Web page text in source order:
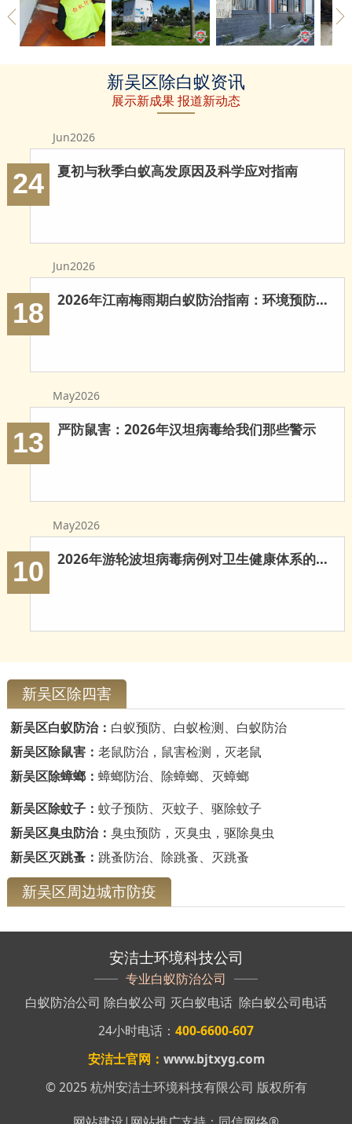
新吴区草地
新吴区建筑
白蚁防治
新吴区家具
新吴区除白蚁资讯
展示新成果 报道新动态
Jun2026
24 夏初与秋季白蚁高发原因及科学应对指南
Jun2026
18 2026年江南梅雨期白蚁防治指南：环境预防与科学灭治
May2026
13 严防鼠害：2026年汉坦病毒给我们那些警示
May2026
10 2026年游轮波坦病毒病例对卫生健康体系的多重启示
新吴区除四害
新吴区白蚁防治： 白蚁预防、白蚁检测、白蚁防治
新吴区除鼠害： 老鼠防治，鼠害检测，灭老鼠
新吴区除蟑螂： 蟑螂防治、除蟑螂、灭蟑螂
新吴区除蚊子： 蚊子预防、灭蚊子、驱除蚊子
新吴区臭虫防治： 臭虫预防，灭臭虫，驱除臭虫
新吴区灭跳蚤： 跳蚤防治、除跳蚤、灭跳蚤
新吴区周边城市防疫
安洁士环境科技公司
专业白蚁防治公司
白蚁防治公司 除白蚁公司 灭白蚁电话 除白蚁公司电话
24小时电话： 400-6600-607
安洁士官网： www.bjtxyg.com
© 2025 杭州安洁士环境科技有限公司 版权所有